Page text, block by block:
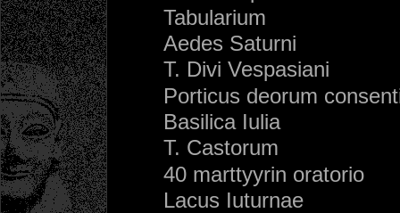
Tabularium
Aedes Saturni
T. Divi Vespasiani
Porticus deorum
Basilica Iulia
T. Castorum
40 marttyyrin oratorio
Lacus Iuturnae